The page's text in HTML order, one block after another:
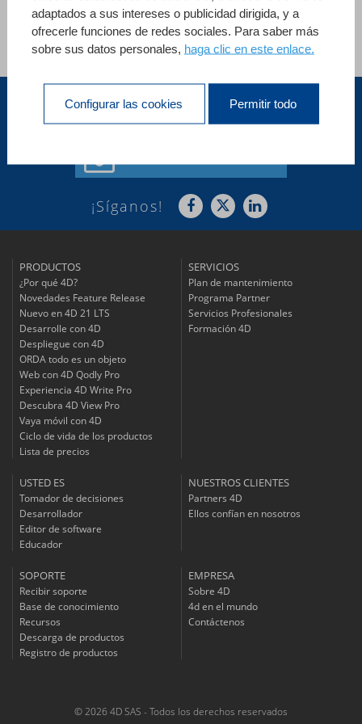
Ver todas las referencias
América Latina (ES)
¡Síganos!
PRODUCTOS
¿Por qué 4D?
Novedades Feature Release
Nuevo en 4D 21 LTS
Desarrolle con 4D
Despliegue con 4D
ORDA todo es un objeto
Web con 4D Qodly Pro
Experiencia 4D Write Pro
Descubra 4D View Pro
Vaya móvil con 4D
Ciclo de vida de los productos
Lista de precios
SERVICIOS
Plan de mantenimiento
Programa Partner
Servicios Profesionales
Formación 4D
USTED ES
Tomador de decisiones
Desarrollador
Editor de software
Educador
NUESTROS CLIENTES
Partners 4D
Ellos confían en nosotros
SOPORTE
Recibir soporte
Base de conocimiento
Recursos
Descarga de productos
Registro de productos
EMPRESA
Sobre 4D
4d en el mundo
Contáctenos
© 2026 4D SAS - Todos los derechos reservados
adaptados a sus intereses o publicidad dirigida, y a
ofrecerle funciones de redes sociales. Para saber más
sobre sus datos personales, haga clic en este enlace.
Configurar las cookies Permitir todo